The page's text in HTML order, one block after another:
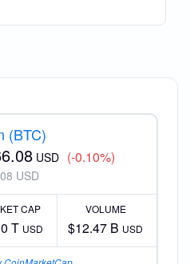
(BTC)
USD (-0.10%)
USD
CAP
T USD
VOLUME
$12.47 B USD